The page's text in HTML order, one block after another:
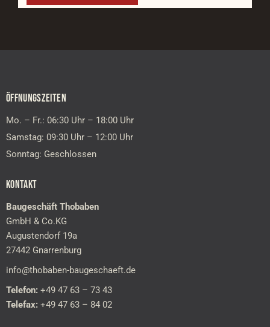
e
a
t
i
:
ÖFFNUNGSZEITEN
Mo. – Fr.: 06:30 Uhr – 18:00 Uhr
Samstag: 09:30 Uhr – 12:00 Uhr
Sonntag: Geschlossen
KONTAKT
Baugeschäft Thobaben
GmbH & Co.KG
Augustendorf 19a
27442 Gnarrenburg
info@thobaben-baugeschaeft.de
Telefon: +49 47 63 – 73 43
Telefax: +49 47 63 – 84 02